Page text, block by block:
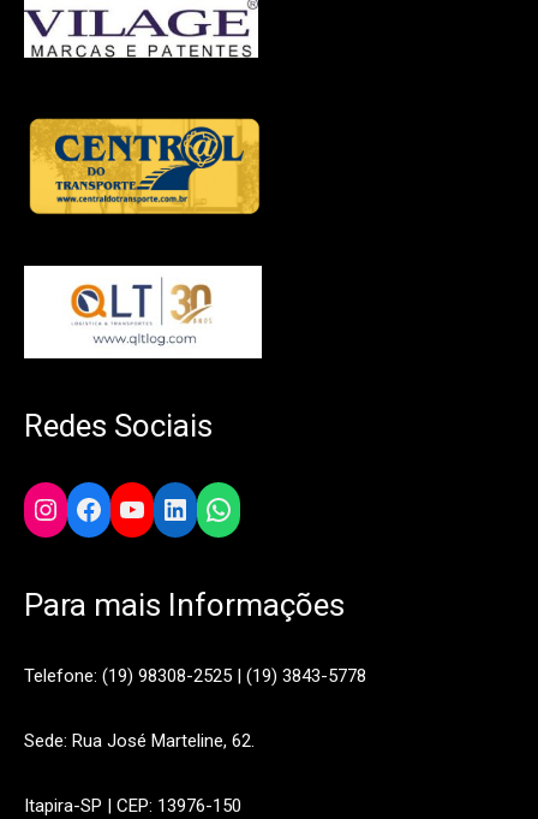
Redes Sociais
Instagram
Facebook
YouTube
LinkedIn
WhatsApp
Para mais Informações
Telefone: (19) 98308-2525 | (19) 3843-5778
Sede: Rua José Marteline, 62.
Itapira-SP | CEP: 13976-150